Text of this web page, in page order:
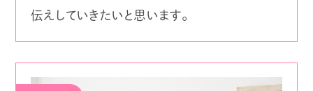
伝えしていきたいと思います。